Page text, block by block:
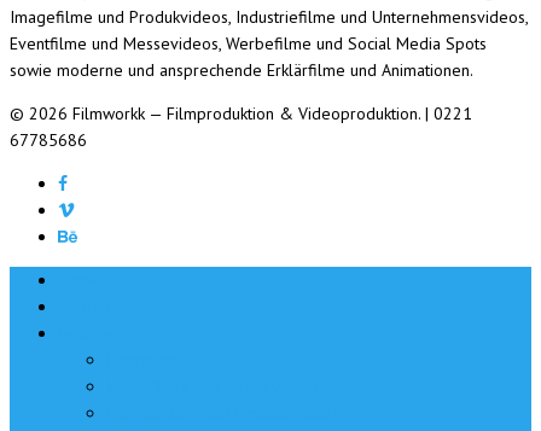
Imagefilme und Produkvideos, Industriefilme und Unternehmensvideos,
Eventfilme und Messevideos, Werbefilme und Social Media Spots
sowie moderne und ansprechende Erklärfilme und Animationen.
© 2026 Filmworkk — Filmproduktion & Videoproduktion. | 0221
67785686